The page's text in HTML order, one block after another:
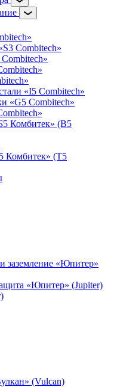
Combitech»
«I5 Combitech»
«G5 Combitech»
Комбитек» (B5
Комбитек» (T5
заземление «Юпитер»
«Юпитер» (Jupiter)
(Vulcan)